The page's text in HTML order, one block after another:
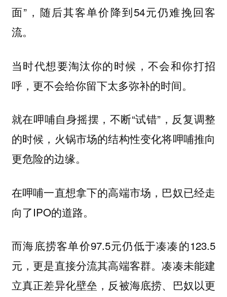
面”，随后其客单价降到54元仍难挽回客
流。
当时代想要淘汰你的时候，不会和你打招
呼，更不会给你留下太多弥补的时间。
就在呷哺自身摇摆，不断“试错”，反复调整
的时候，火锅市场的结构性变化将呷哺推向
更危险的边缘。
在呷哺一直想拿下的高端市场，巴奴已经走
向了IPO的道路。
而海底捞客单价97.5元仍低于凑凑的123.5
元，更是直接分流其高端客群。凑凑未能建
立真正差异化壁垒，反被海底捞、巴奴以更